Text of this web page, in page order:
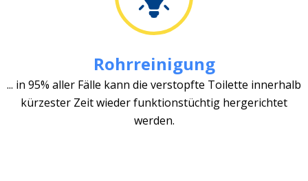
Rohrreinigung
... in 95% aller Fälle kann die verstopfte Toilette innerhalb
kürzester Zeit wieder funktionstüchtig hergerichtet
werden.